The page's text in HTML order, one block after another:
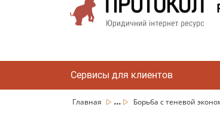
Сервисы для клиентов
Главная ... Борьба с теневой